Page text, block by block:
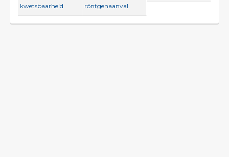
kwetsbaarheid
röntgenaanval